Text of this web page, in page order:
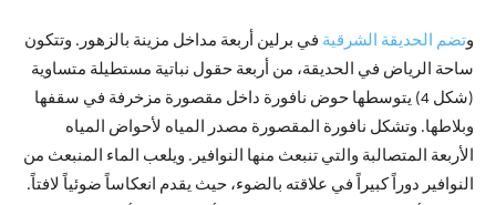
وتضم الحديقة الشرقية في برلين أربعة مداخل مزينة بالزهور. وتتكون
ساحة الرياض في الحديقة، من أربعة حقول نباتية مستطيلة متساوية
(شكل 4) يتوسطها حوض نافورة داخل مقصورة مزخرفة في سقفها
وبلاطها. وتشكل نافورة المقصورة مصدر المياه لأحواض المياه
الأربعة المتصالبة والتي تنبعث منها النوافير. ويلعب الماء المنبعث من
النوافير دوراً كبيراً في علاقته بالضوء، حيث يقدم انعكاساً ضوئياً لافتاً.